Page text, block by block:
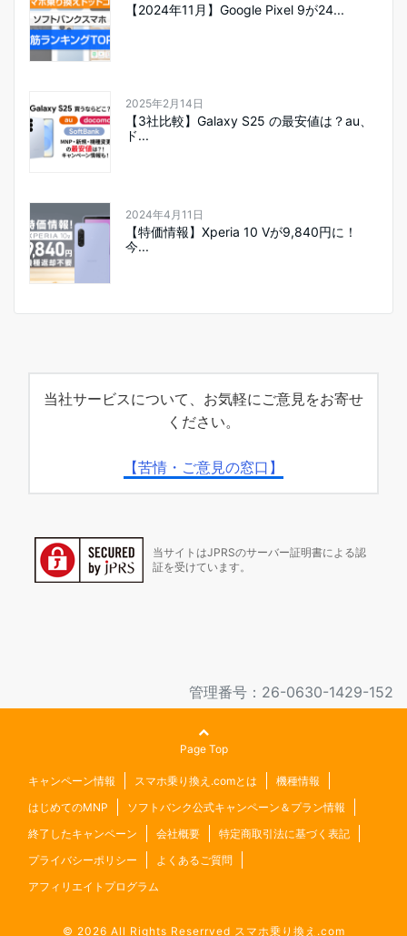
【2024年11月】Google Pixel 9が24...
2025年2月14日
【3社比較】Galaxy S25 の最安値は？au、
ド...
2024年4月11日
【特価情報】Xperia 10 Vが9,840円に！
今...
当社サービスについて、お気軽にご意見をお寄せ
ください。
【苦情・ご意見の窓口】
当サイトはJPRSのサーバー証明書による認
証を受けています。
管理番号：26-0630-1429-152
Page Top
キャンペーン情報 スマホ乗り換え.comとは
機種情報
はじめてのMNP
ソフトバンク公式キャンペーン＆プラン情報
終了したキャンペーン
会社概要
特定商取引法に基づく表記
プライバシーポリシー
よくあるご質問
アフィリエイトプログラム
© 2026 All Rights Reserrved スマホ乗り換え.com